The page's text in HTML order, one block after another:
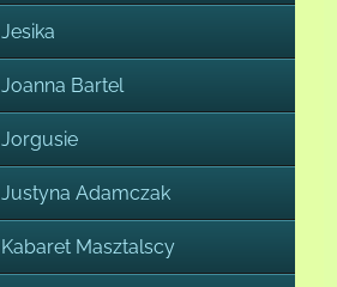
Jesika
Joanna Bartel
Jorgusie
Justyna Adamczak
Kabaret Masztalscy